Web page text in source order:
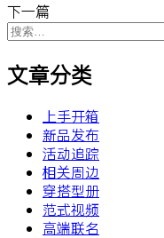
下一篇
搜
索：
文章分类
上手开箱
新品发布
活动追踪
相关周边
穿搭型册
范式视频
高端联名